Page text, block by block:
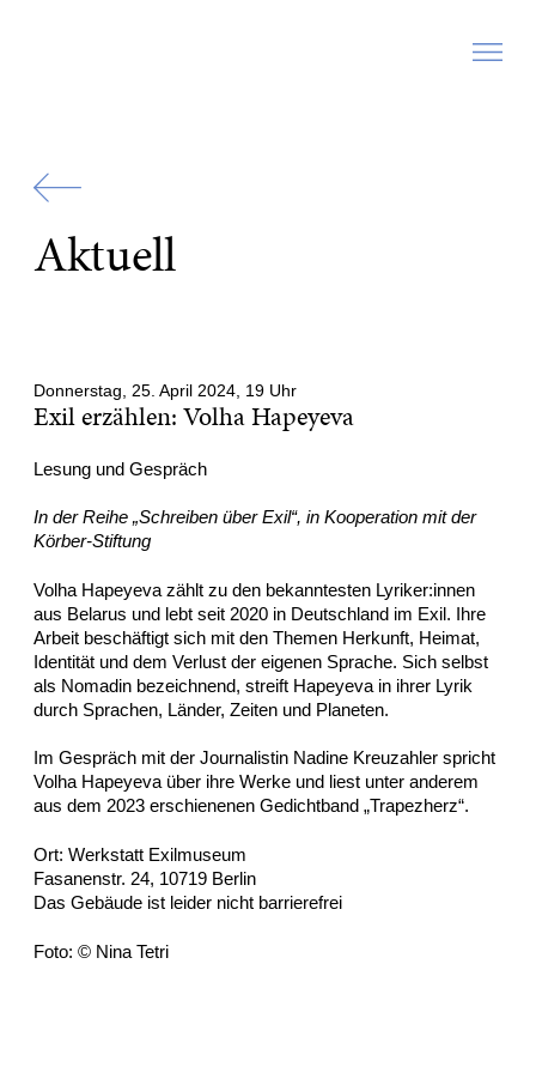
Aktuell
Donnerstag, 25. April 2024, 19 Uhr
Exil erzählen: Volha Hapeyeva
Lesung und Gespräch
In der Reihe „Schreiben über Exil“, in Kooperation mit der
Körber-Stiftung
Volha Hapeyeva zählt zu den bekanntesten Lyriker:innen
aus Belarus und lebt seit 2020 in Deutschland im Exil. Ihre
Arbeit beschäftigt sich mit den Themen Herkunft, Heimat,
Identität und dem Verlust der eigenen Sprache. Sich selbst
als Nomadin bezeichnend, streift Hapeyeva in ihrer Lyrik
durch Sprachen, Länder, Zeiten und Planeten.
Im Gespräch mit der Journalistin Nadine Kreuzahler spricht
Volha Hapeyeva über ihre Werke und liest unter anderem
aus dem 2023 erschienenen Gedichtband „Trapezherz“.
Ort: Werkstatt Exilmuseum
Fasanenstr. 24, 10719 Berlin
Das Gebäude ist leider nicht barrierefrei
Foto: © Nina Tetri